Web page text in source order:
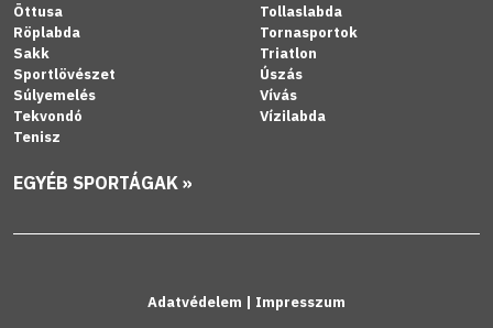
Öttusa
Röplabda
Sakk
Sportlövészet
Súlyemelés
Tekvondó
Tenisz
Tollaslabda
Tornasportok
Triatlon
Úszás
Vívás
Vízilabda
EGYÉB SPORTÁGAK »
Adatvédelem | Impresszum